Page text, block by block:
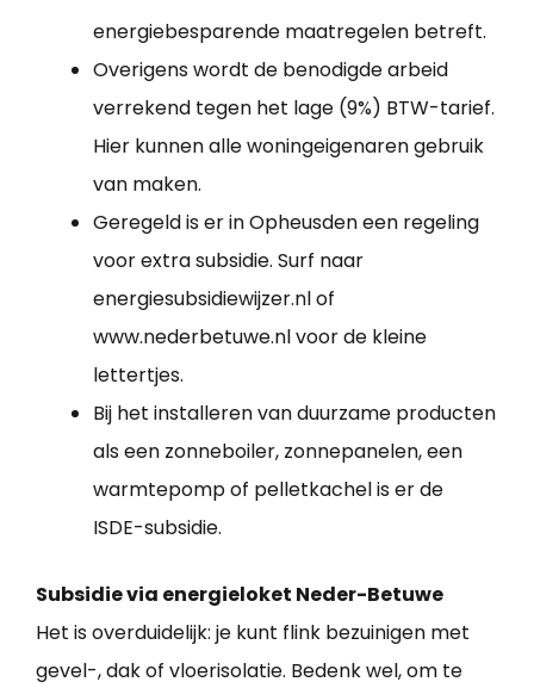
energiebesparende maatregelen betreft.
Overigens wordt de benodigde arbeid
verrekend tegen het lage (9%) BTW-tarief.
Hier kunnen alle woningeigenaren gebruik
van maken.
Geregeld is er in Opheusden een regeling
voor extra subsidie. Surf naar
energiesubsidiewijzer.nl of
www.nederbetuwe.nl voor de kleine
lettertjes.
Bij het installeren van duurzame producten
als een zonneboiler, zonnepanelen, een
warmtepomp of pelletkachel is er de
ISDE-subsidie.
Subsidie via energieloket Neder-Betuwe
Het is overduidelijk: je kunt flink bezuinigen met
gevel-, dak of vloerisolatie. Bedenk wel, om te